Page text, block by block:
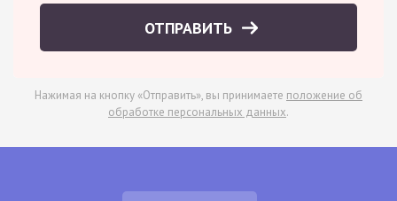
ОТПРАВИТЬ
Нажимая на кнопку «Отправить», вы принимаете положение об
обработке персональных данных.